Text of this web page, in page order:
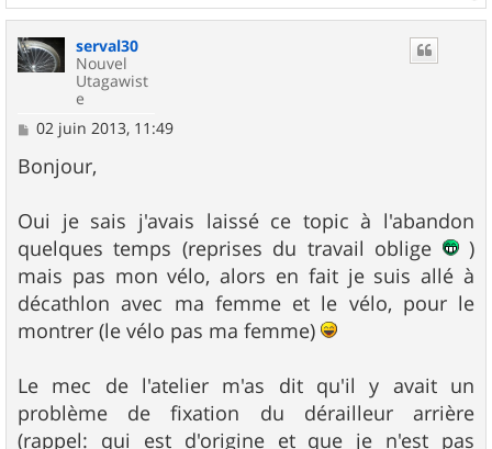
a
serval30
Nouvel
Utagawist
e
M
s
s
g
e
02 juin 2013, 11:49
Bonjour,
Oui je sais j'avais laissé ce topic à l'abandon
quelques temps (reprises du travail oblige
)
mais pas mon vélo, alors en fait je suis allé à
décathlon avec ma femme et le vélo, pour le
montrer (le vélo pas ma femme)
Le mec de l'atelier m'as dit qu'il y avait un
problème de fixation du dérailleur arrière
(rappel: qui est d'origine et que je n'est pas